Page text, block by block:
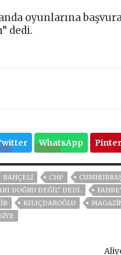
oyunlarına
dedi.
WhatsApp
BAHÇELİ CHP
DOĞRU DEĞIL" DEDI.
KILIÇDAROĞLU